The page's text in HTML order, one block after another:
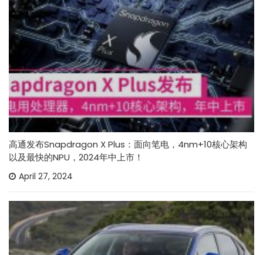
高通发布Snapdragon X Plus：面向笔电，4nm+10核心架构
以及最快的NPU，2024年中上市！
April 27, 2024